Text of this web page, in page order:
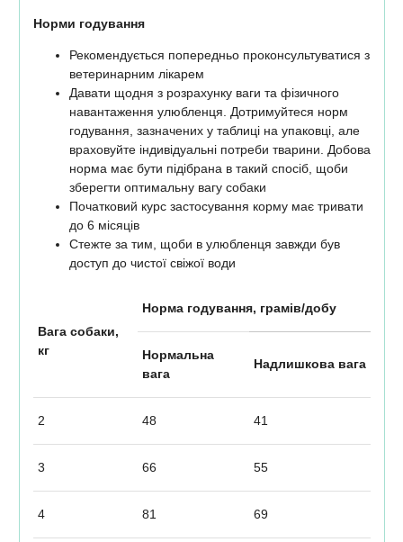
Норми годування
Рекомендується попередньо проконсультуватися з
ветеринарним лікарем
Давати щодня з розрахунку ваги та фізичного
навантаження улюбленця. Дотримуйтеся норм
годування, зазначених у таблиці на упаковці, але
враховуйте індивідуальні потреби тварини. Добова
норма має бути підібрана в такий спосіб, щоби
зберегти оптимальну вагу собаки
Початковий курс застосування корму має тривати
до 6 місяців
Стежте за тим, щоби в улюбленця завжди був
доступ до чистої свіжої води
Вага собаки,
кг
Норма годування, грамів/добу
Нормальна
вага
Надлишкова вага
2 48 41
3 66 55
4 81 69